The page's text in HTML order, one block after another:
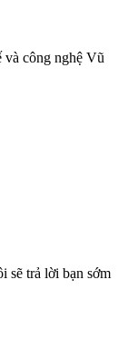
công nghệ Vũ
sẽ trả lời bạn sớm